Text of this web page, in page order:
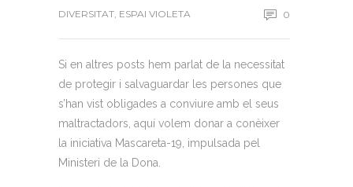
DIVERSITAT, ESPAI VIOLETA 0
Si en altres posts hem parlat de la necessitat
de protegir i salvaguardar les persones que
s’han vist obligades a conviure amb el seus
maltractadors, aquí volem donar a conèixer
la iniciativa Mascareta-19, impulsada pel
Ministeri de la Dona.